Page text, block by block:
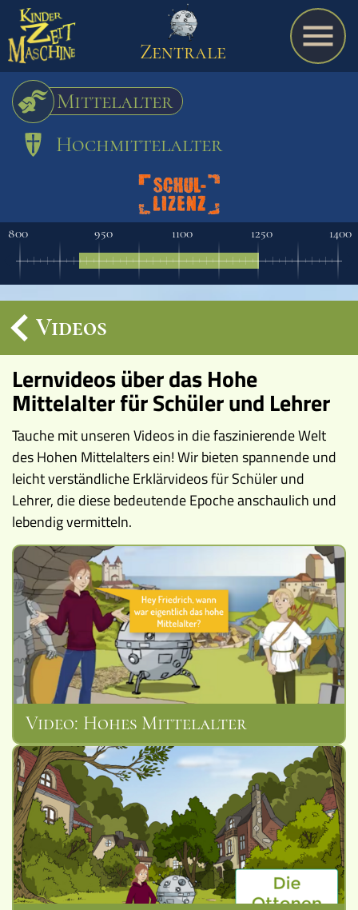
Spiel
A bis Z
Termine
Schulmaterialien
Zentrale
Mittelalter
Hochmittelalter
800 950 1100 1250 1400
Ereignisse
Karte
Quiz
Memospiel
Videos
Mach mit!
Buchtipps
Schulmaterialien
Museen
Videos
Lernvideos über das Hohe
Mittelalter für Schüler und Lehrer
Tauche mit unseren Videos in die faszinierende Welt
des Hohen Mittelalters ein! Wir bieten spannende und
leicht verständliche Erklärvideos für Schüler und
Lehrer, die diese bedeutende Epoche anschaulich und
lebendig vermitteln.
Video: Hohes Mittelalter